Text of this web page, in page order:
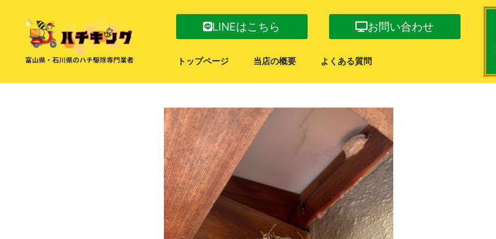
LINEはこちら お問い合わせ
トップページ 当店の概要 よくある質問